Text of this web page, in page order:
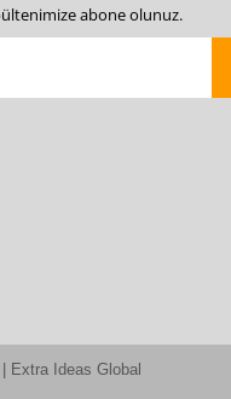
abone olunuz.
Extra Ideas Global